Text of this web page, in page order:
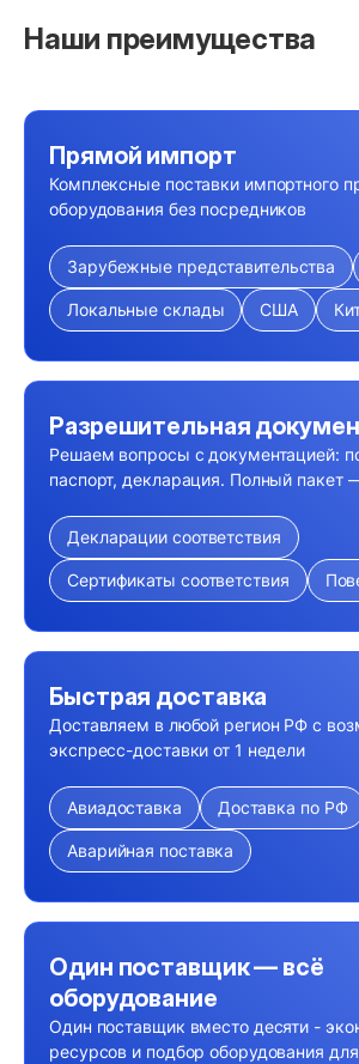
Наши преимущества
Прямой импорт
Комплексные поставки импортного
оборудования без посредников
Зарубежные представительства
Локальные склады США
Разрешительная
Решаем вопросы с документацией:
паспорт, декларация. Полный пакет
Декларации соответствия
Сертификаты соответствия
Быстрая доставка
Доставляем в любой регион РФ с
экспресс-доставки от 1 недели
Авиадоставка Доставка по РФ
Аварийная поставка
Один поставщик — всё
оборудование
Один поставщик вместо десяти -
ресурсов и подбор оборудования